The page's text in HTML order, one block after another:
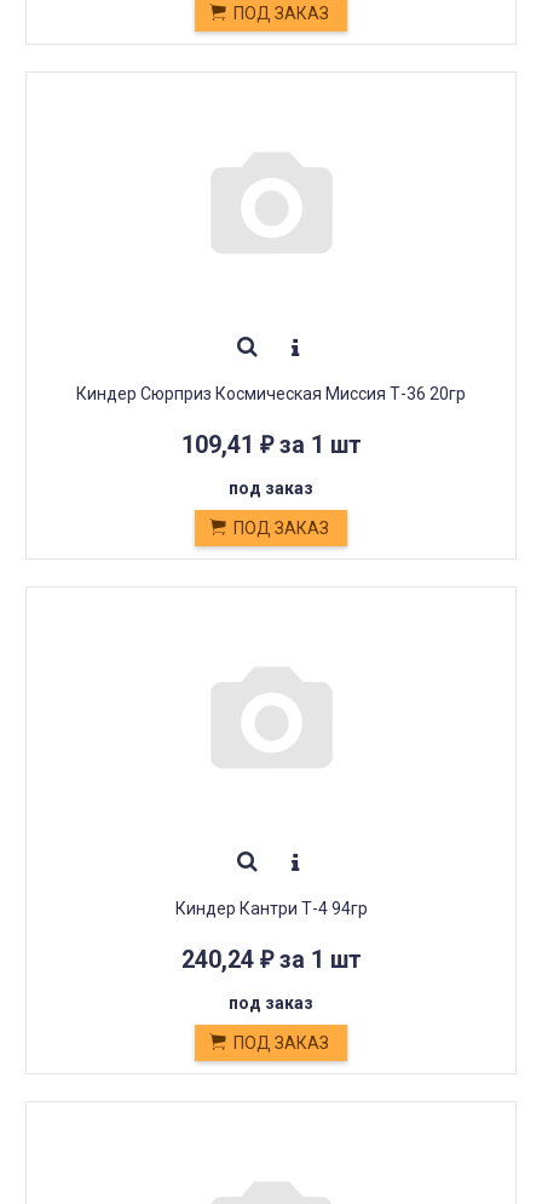
ПОД ЗАКАЗ
Киндер Сюрприз Космическая Миссия Т-36 20гр
109,41 ₽за 1 шт
под заказ
ПОД ЗАКАЗ
Киндер Кантри Т-4 94гр
240,24 ₽за 1 шт
под заказ
ПОД ЗАКАЗ